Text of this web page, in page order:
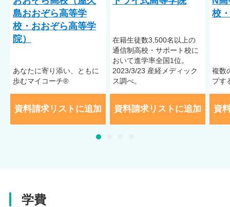
島おおぞら高等学
校・おおぞら高等学
院）
あなたに寄り添い、ともに
歩むマイコーチ®
資料請求リストに追加
在籍⽣徒数3,500名以上の
通信制⾼校・サポート校に
おいて進学率全国1位。
2023/3/23 産経メディック
ス調べ。
資料請求リストに追加
校
複数
プす
資
学費